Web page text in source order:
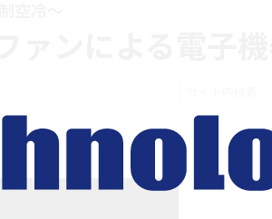
空冷～
ンによる電子機